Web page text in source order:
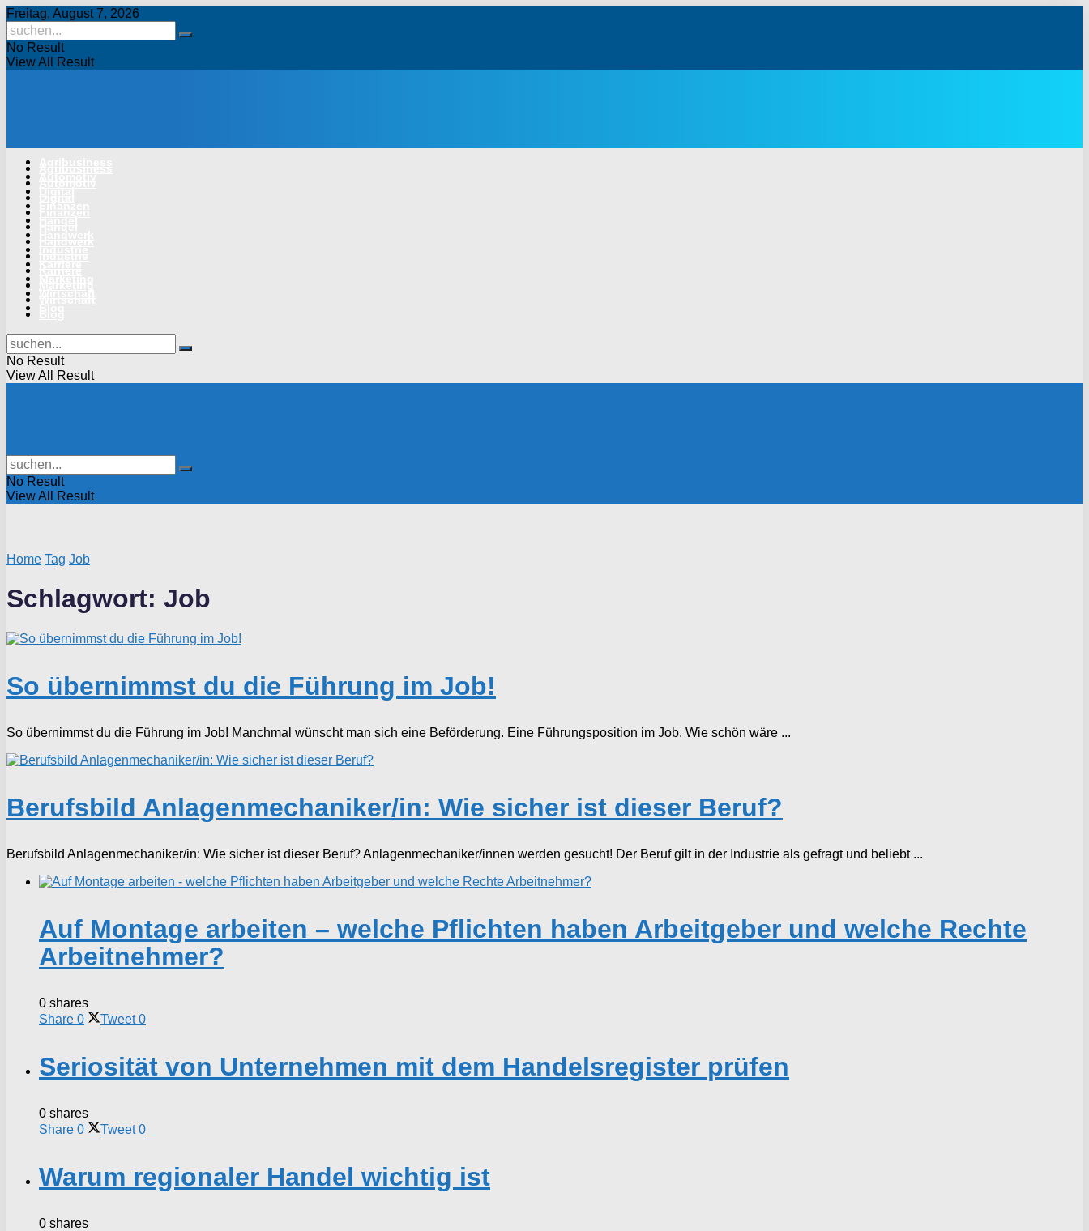
Freitag, August 7, 2026
No Result
View All Result
No Result
View All Result
No Result
View All Result
Home Tag Job
Schlagwort: Job
So übernimmst du die Führung im Job!
So übernimmst du die Führung im Job! Manchmal wünscht man sich eine Beförderung. Eine Führungsposition im Job. Wie schön wäre ...
Berufsbild Anlagenmechaniker/in: Wie sicher ist dieser Beruf?
Berufsbild Anlagenmechaniker/in: Wie sicher ist dieser Beruf? Anlagenmechaniker/innen werden gesucht! Der Beruf gilt in der Industrie als gefragt und beliebt ...
Auf Montage arbeiten – welche Pflichten haben Arbeitgeber und welche Rechte
Arbeitnehmer?
0 shares
Share 0 Tweet 0
Seriosität von Unternehmen mit dem Handelsregister prüfen
0 shares
Share 0 Tweet 0
Warum regionaler Handel wichtig ist
0 shares